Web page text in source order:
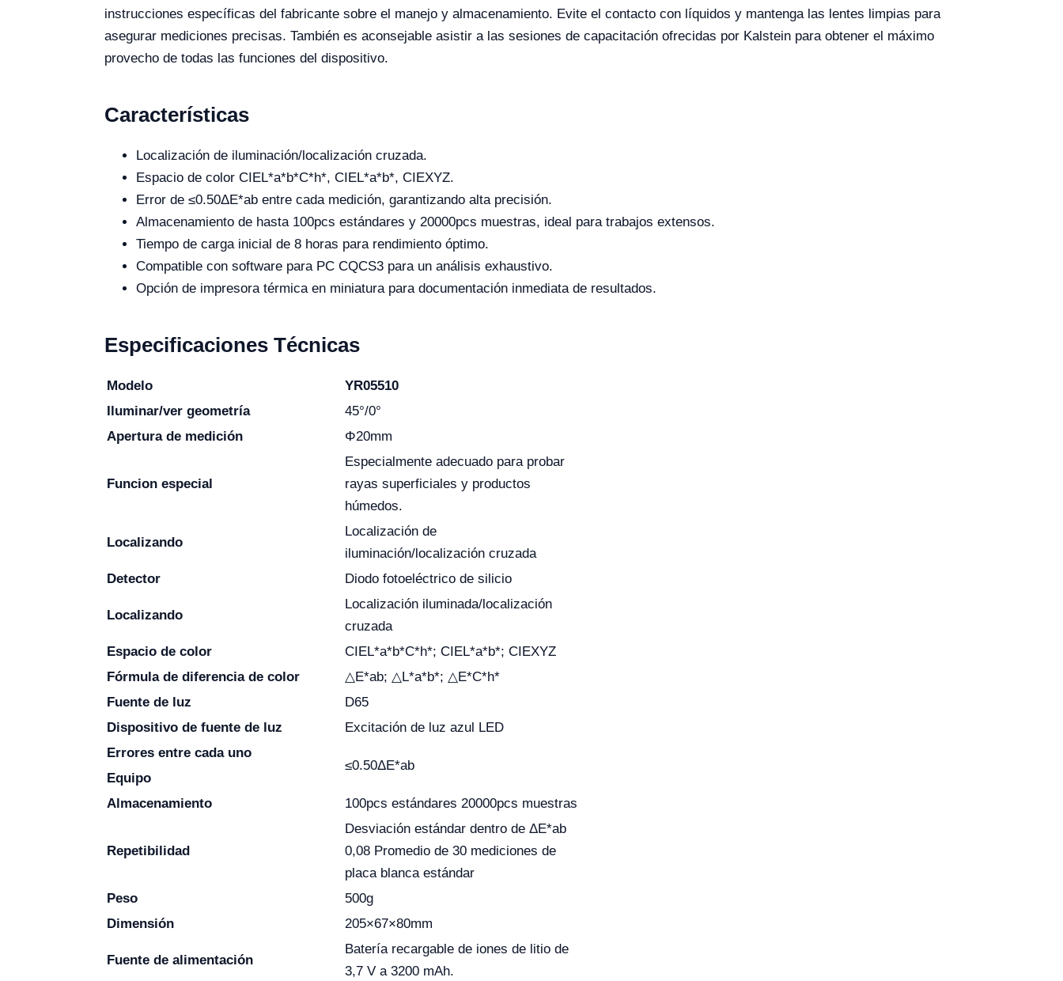
instrucciones específicas del fabricante sobre el manejo y almacenamiento. Evite el contacto con líquidos y mantenga las lentes limpias para
asegurar mediciones precisas. También es aconsejable asistir a las sesiones de capacitación ofrecidas por Kalstein para obtener el máximo
provecho de todas las funciones del dispositivo.
Características
Localización de iluminación/localización cruzada.
Espacio de color CIEL*a*b*C*h*, CIEL*a*b*, CIEXYZ.
Error de ≤0.50ΔE*ab entre cada medición, garantizando alta precisión.
Almacenamiento de hasta 100pcs estándares y 20000pcs muestras, ideal para trabajos extensos.
Tiempo de carga inicial de 8 horas para rendimiento óptimo.
Compatible con software para PC CQCS3 para un análisis exhaustivo.
Opción de impresora térmica en miniatura para documentación inmediata de resultados.
Especificaciones Técnicas
Modelo
YR05510
Iluminar/ver geometría
45°/0°
Apertura de medición
Φ20mm
Funcion especial
Especialmente adecuado para probar
rayas superficiales y productos
húmedos.
Localizando
Localización de
iluminación/localización cruzada
Detector
Diodo fotoeléctrico de silicio
Localizando
Localización iluminada/localización
cruzada
Espacio de color
CIEL*a*b*C*h*; CIEL*a*b*; CIEXYZ
Fórmula de diferencia de color
△E*ab; △L*a*b*; △E*C*h*
Fuente de luz
D65
Dispositivo de fuente de luz
Excitación de luz azul LED
Errores entre cada uno
≤0.50ΔE*ab
Equipo
Almacenamiento
100pcs estándares 20000pcs muestras
Repetibilidad
Desviación estándar dentro de ΔE*ab
0,08 Promedio de 30 mediciones de
placa blanca estándar
Peso
500g
Dimensión
205×67×80mm
Fuente de alimentación
Batería recargable de iones de litio de
3,7 V a 3200 mAh.